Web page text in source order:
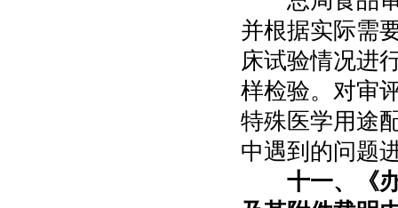
并根据实际需
床试验情况进
样检验。对审
特殊医学用途
中遇到的问题
十一、《